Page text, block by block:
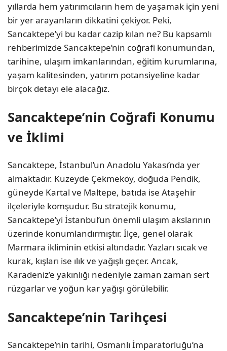
yıllarda hem yatırımcıların hem de yaşamak için yeni
bir yer arayanların dikkatini çekiyor. Peki,
Sancaktepe’yi bu kadar cazip kılan ne? Bu kapsamlı
rehberimizde Sancaktepe’nin coğrafi konumundan,
tarihine, ulaşım imkanlarından, eğitim kurumlarına,
yaşam kalitesinden, yatırım potansiyeline kadar
birçok detayı ele alacağız.
Sancaktepe’nin Coğrafi Konumu
ve İklimi
Sancaktepe, İstanbul’un Anadolu Yakası’nda yer
almaktadır. Kuzeyde Çekmeköy, doğuda Pendik,
güneyde Kartal ve Maltepe, batıda ise Ataşehir
ilçeleriyle komşudur. Bu stratejik konumu,
Sancaktepe’yi İstanbul’un önemli ulaşım akslarının
üzerinde konumlandırmıştır. İlçe, genel olarak
Marmara ikliminin etkisi altındadır. Yazları sıcak ve
kurak, kışları ise ılık ve yağışlı geçer. Ancak,
Karadeniz’e yakınlığı nedeniyle zaman zaman sert
rüzgarlar ve yoğun kar yağışı görülebilir.
Sancaktepe’nin Tarihçesi
Sancaktepe’nin tarihi, Osmanlı İmparatorluğu’na